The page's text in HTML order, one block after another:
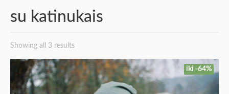
su katinukais
Showing all 3 results
iki -64%